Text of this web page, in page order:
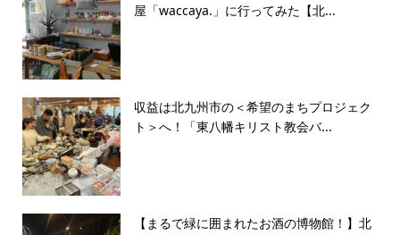
屋「waccaya.」に行ってみた【北...
収益は北九州市の＜希望のまちプロジェク
ト＞へ！「東八幡キリスト教会バ...
【まるで緑に囲まれたお酒の博物館！】北